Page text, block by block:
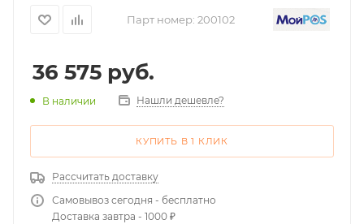
Парт номер: 200102
36 575 руб.
В наличии Нашли дешевле?
КУПИТЬ В 1 КЛИК
Рассчитать доставку
Самовывоз сегодня - бесплатно
Доставка завтра - 1000 ₽